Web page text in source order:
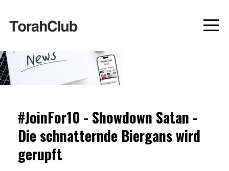
#JoinFor10 - Showdown Satan -
Die schnatternde Biergans wird
gerupft